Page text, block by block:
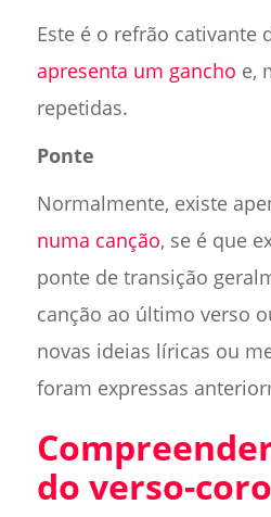
Este é o refrão cativante
apresenta um gancho e,
repetidas.
Ponte
Normalmente, existe
numa canção, se é que
ponte de transição
canção ao último verso
novas ideias líricas ou
foram expressas
do verso-coro